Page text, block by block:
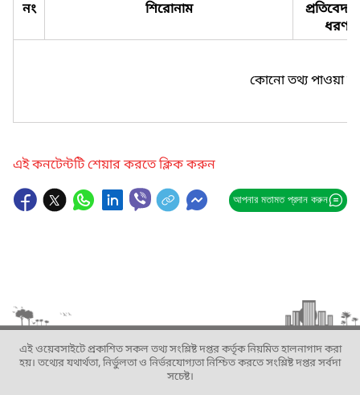
নং শিরোনাম
ধরণ
কোনো তথ্য পাওয়া
এই কনটেন্টটি শেয়ার করতে ক্লিক করুন
আপনার মতামত প্রদান করুন
এই ওয়েবসাইটে প্রকাশিত সকল তথ্য সংশ্লিষ্ট দপ্তর কর্তৃক নিয়মিত হালনাগাদ করা
হয়। তথ্যের যথার্থতা, নির্ভুলতা ও নির্ভরযোগ্যতা নিশ্চিত করতে সংশ্লিষ্ট দপ্তর সর্বদা
সচেষ্ট।